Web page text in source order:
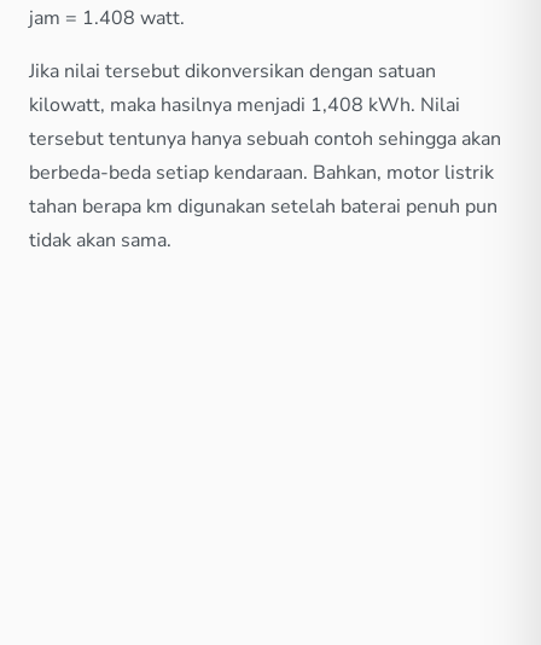
jam = 1.408 watt.
Jika nilai tersebut dikonversikan dengan satuan
kilowatt, maka hasilnya menjadi 1,408 kWh. Nilai
tersebut tentunya hanya sebuah contoh sehingga akan
berbeda-beda setiap kendaraan. Bahkan, motor listrik
tahan berapa km digunakan setelah baterai penuh pun
tidak akan sama.